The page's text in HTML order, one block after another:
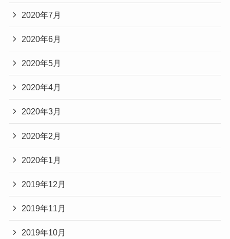
2020年7月
2020年6月
2020年5月
2020年4月
2020年3月
2020年2月
2020年1月
2019年12月
2019年11月
2019年10月